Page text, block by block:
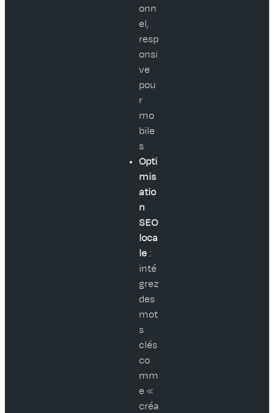
onn
el,
resp
onsi
ve
pou
r
mo
bile
s
Opti
mis
atio
n
SEO
loca
le :
inté
grez
des
mot
s
clés
co
mm
e «
créa